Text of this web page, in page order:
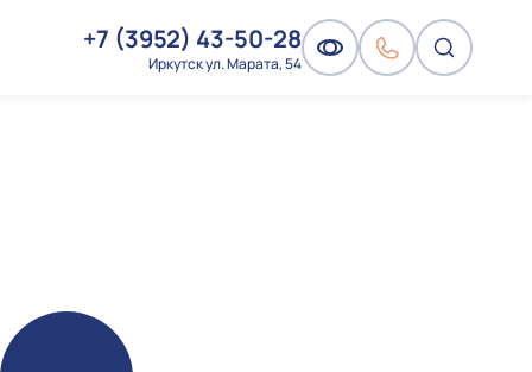
+7 (3952) 43-50-28
Иркутск ул. Марата, 54